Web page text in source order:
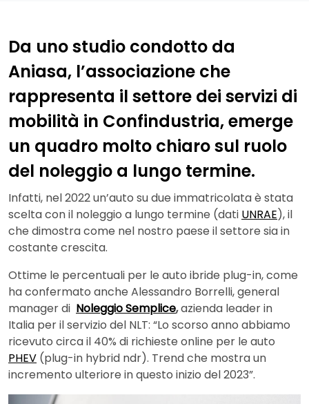
Da uno studio condotto da
Aniasa, l’associazione che
rappresenta il settore dei servizi di
mobilità in Confindustria, emerge
un quadro molto chiaro sul ruolo
del noleggio a lungo termine.
Infatti, nel 2022 un’auto su due immatricolata è stata
scelta con il noleggio a lungo termine (dati UNRAE), il
che dimostra come nel nostro paese il settore sia in
costante crescita.
Ottime le percentuali per le auto ibride plug-in, come
ha confermato anche Alessandro Borrelli, general
manager di Noleggio Semplice,azienda leader in
Italia per il servizio del NLT: “Lo scorso anno abbiamo
ricevuto circa il 40% di richieste online per le auto
PHEV (plug-in hybrid ndr). Trend che mostra un
incremento ulteriore in questo inizio del 2023”.